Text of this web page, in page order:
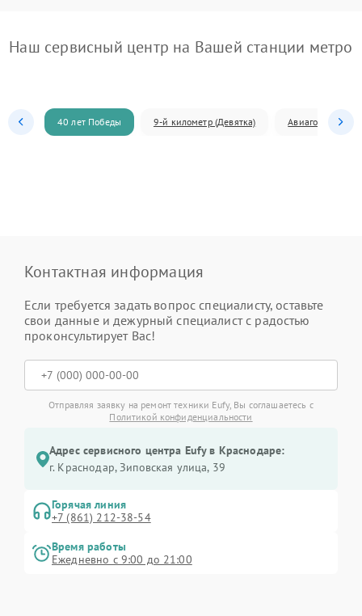
Наш сервисный центр на Вашей станции метро
40 лет Победы 9-й километр (Девятка) Авиагородок
Контактная информация
Если требуется задать вопрос специалисту, оставьте
свои данные и дежурный специалист с радостью
проконсультирует Вас!
Отправляя заявку на ремонт техники Eufy, Вы соглашаетесь с
Политикой конфиденциальности
Адрес сервисного центра Eufy в Краснодаре:
г. Краснодар, Зиповская улица, 39
Горячая линия
+7 (861) 212-38-54
Время работы
Ежедневно с 9:00 до 21:00